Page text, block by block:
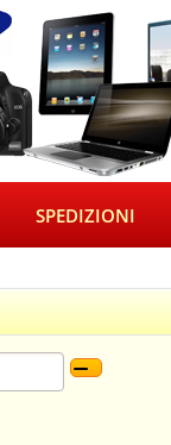
SPEDIZIONI